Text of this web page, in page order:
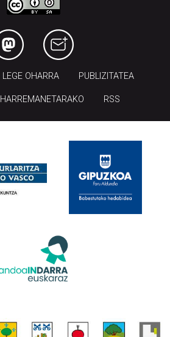
LEGE OHARRA PUBLIZITATEA
HARREMANETARAKO RSS